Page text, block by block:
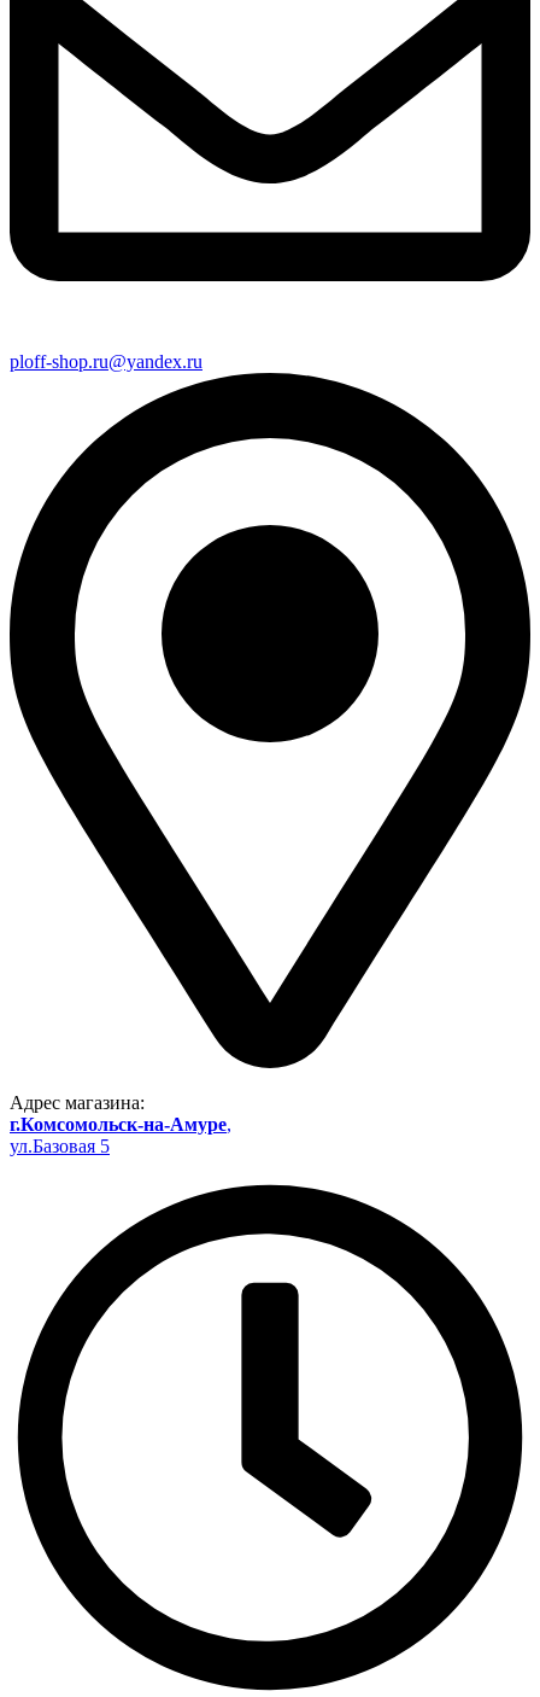
ploff-shop.ru@yandex.ru
Адрес магазина:
г.Комсомольск-на-Амуре,
ул.Базовая 5